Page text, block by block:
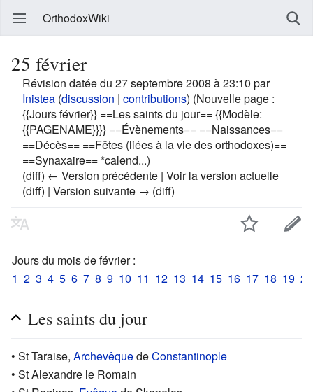
OrthodoxWiki
25 février
Révision datée du 27 septembre 2008 à 23:10 par
Inistea (discussion | contributions) (Nouvelle page :
{{Jours février}} ==Les saints du jour== {{Modèle:
{{PAGENAME}}}} ==Évènements== ==Naissances==
==Décès== ==Fêtes (liées à la vie des orthodoxes)==
==Synaxaire== *calend...)
(diff) ← Version précédente | Voir la version actuelle
(diff) | Version suivante → (diff)
Jours du mois de février :
1 2 3 4 5 6 7 8 9 10 11 12 13 14 15 16 17 18 19 20
Les saints du jour
• St Taraise, ArchevêquedeConstantinople
• St Alexandre le Romain